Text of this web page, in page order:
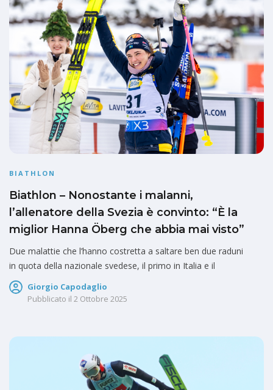
BIATHLON
Biathlon – Nonostante i malanni,
l’allenatore della Svezia è convinto: “È la
miglior Hanna Öberg che abbia mai visto”
Due malattie che l’hanno costretta a saltare ben due raduni
in quota della nazionale svedese, il primo in Italia e il
Giorgio Capodaglio
Pubblicato il 2 Ottobre 2025